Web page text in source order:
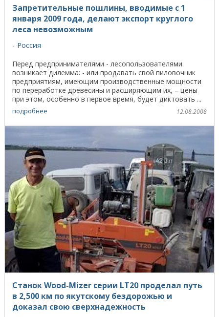
Запретительные пошлины, вводимые с 1
января 2009 года, делают экспорт круглого
леса невозможным
Россия
Перед предпринимателями - лесопользователями
возникает дилемма: - или продавать свой пиловочник
предприятиям, имеющим производственные мощности
по переработке древесины и расширяющим их, – цены
при этом, особенно в первое время, будет диктовать ...
подробнее 12.08.2008
Станок Wood-Mizer серии LT20 проделал путь
в 2,500 км по якутскому бездорожью и
доказал свою сверхнадежность